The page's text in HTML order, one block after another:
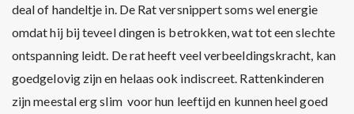
deal of handeltje in. De Rat versnippert soms wel energie
omdat hij bij teveel dingen is betrokken, wat tot een slechte
ontspanning leidt. De rat heeft veel verbeeldingskracht, kan
goedgelovig zijn en helaas ook indiscreet. Rattenkinderen
zijn meestal erg slim voor hun leeftijd en kunnen heel goed